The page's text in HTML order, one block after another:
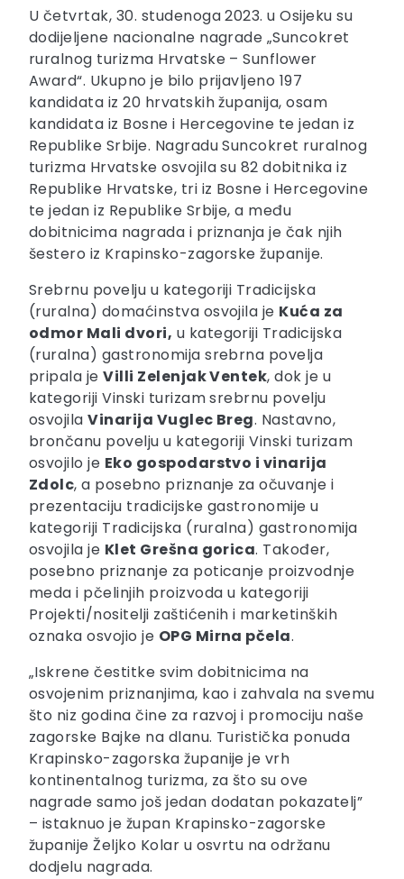
U četvrtak, 30. studenoga 2023. u Osijeku su
dodijeljene nacionalne nagrade „Suncokret
ruralnog turizma Hrvatske – Sunflower
Award“. Ukupno je bilo prijavljeno 197
kandidata iz 20 hrvatskih županija, osam
kandidata iz Bosne i Hercegovine te jedan iz
Republike Srbije. Nagradu Suncokret ruralnog
turizma Hrvatske osvojila su 82 dobitnika iz
Republike Hrvatske, tri iz Bosne i Hercegovine
te jedan iz Republike Srbije, a među
dobitnicima nagrada i priznanja je čak njih
šestero iz Krapinsko-zagorske županije.
Srebrnu povelju u kategoriji Tradicijska
(ruralna) domaćinstva osvojila je Kuća za
odmor Mali dvori, u kategoriji Tradicijska
(ruralna) gastronomija srebrna povelja
pripala jeVilli Zelenjak Ventek, dok je u
kategoriji Vinski turizam srebrnu povelju
osvojilaVinarija Vuglec Breg. Nastavno,
brončanu povelju u kategoriji Vinski turizam
osvojilo je Eko gospodarstvo i vinarija
Zdolc, a posebno priznanje za očuvanje i
prezentaciju tradicijske gastronomije u
kategoriji Tradicijska (ruralna) gastronomija
osvojila je Klet Grešna gorica. Također,
posebno priznanje za poticanje proizvodnje
meda i pčelinjih proizvoda u kategoriji
Projekti/nositelji zaštićenih i marketinških
oznaka osvojio je OPG Mirna pčela.
„Iskrene čestitke svim dobitnicima na
osvojenim priznanjima, kao i zahvala na svemu
što niz godina čine za razvoj i promociju naše
zagorske Bajke na dlanu. Turistička ponuda
Krapinsko-zagorska županije je vrh
kontinentalnog turizma, za što su ove
nagrade samo još jedan dodatan pokazatelj”
– istaknuo je župan Krapinsko-zagorske
županije Željko Kolar u osvrtu na održanu
dodjelu nagrada.